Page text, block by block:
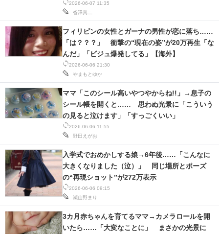
2026-06-07 11:35
沓澤真二
2026-06-06 21:30
やまもとゆか
フィリピンの女性とガーナの男性が恋に落ち……
「は？？？」 衝撃の“現在の姿”が20万再生「な
んだ」「ビジュ爆発してる」【海外】
2026-06-06 11:55
野田えがお
ママ「このシール高いやつやからね!!」→息子の
シール帳を開くと…… 思わぬ光景に「こういう
の見ると泣けます」「すっごくいい」
2026-06-06 09:15
瀬山野まり
入学式でおめかしする娘→6年後……「こんなに
大きくなりました（泣）」 同じ場所とポーズ
の“再現ショット”が272万表示
3カ月赤ちゃんを育てるママ→カメラロールを開
いたら……「大変なことに」 まさかの光景に